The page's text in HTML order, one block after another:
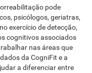
pode
psicólogos, geriatras,
exercício de detecção,
cognitivos associados
nas áreas que
da CogniFit e a
a diferenciar entre